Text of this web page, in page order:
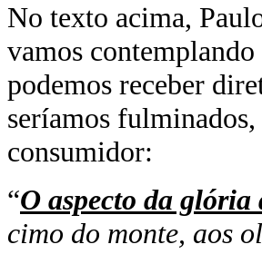
No texto acima,
vamos
podemos receber
seríamos
consumidor:
“O aspecto da
cimo do monte, aos